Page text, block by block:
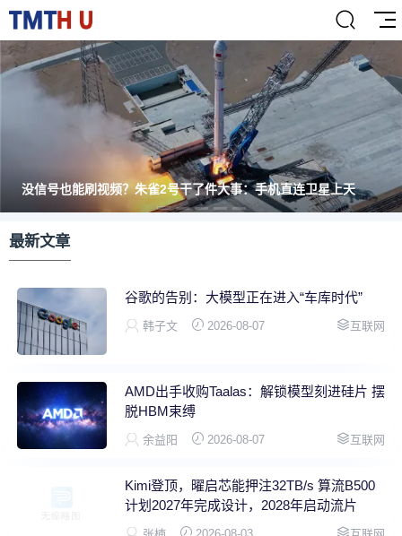
没信号也能刷视频？朱雀2号干了件大事：手机直连卫星上天
最新文章
谷歌的告别：大模型正在进入“车库时代”
韩子文 互联网
2026-08-07
AMD出手收购Taalas：解锁模型刻进硅片 摆
脱HBM束缚
余益阳 互联网
2026-08-07
Kimi登顶，曜启芯能押注32TB/s 算流B500
计划2027年完成设计，2028年启动流片